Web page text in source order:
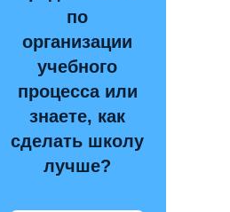
по
организации
учебного
процесса или
знаете, как
сделать школу
лучше?